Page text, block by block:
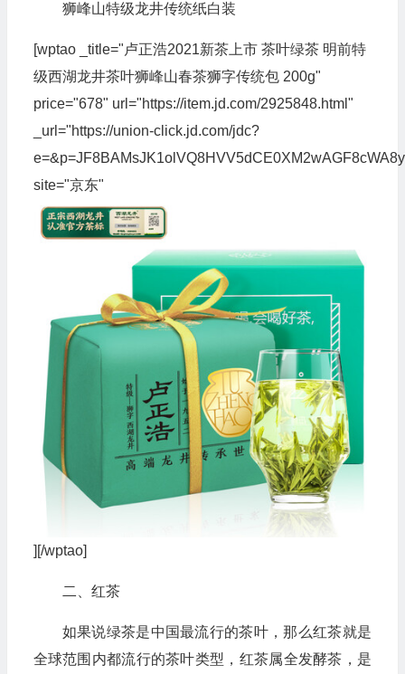
狮峰山特级龙井传统纸白装
[wptao _title="卢正浩2021新茶上市 茶叶绿茶 明前特
级西湖龙井茶叶狮峰山春茶狮字传统包 200g"
price="678" url="https://item.jd.com/2925848.html"
_url="https://union-click.jd.com/jdc?
site="京东"
][/wptao]
二、红茶
如果说绿茶是中国最流行的茶叶，那么红茶就是
全球范围内都流行的茶叶类型，红茶属全发酵茶，是